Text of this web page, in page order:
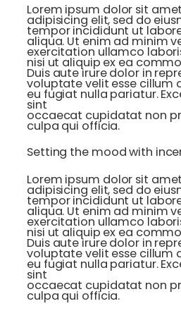
Lorem ipsum dolor sit
adipisicing elit, sed do
tempor incididunt ut
aliqua. Ut enim ad minim
exercitation ullamco
nisi ut aliquip ex ea
Duis aute irure dolor in
voluptate velit esse cillum
eu fugiat nulla pariatur.
sint
occaecat cupidatat non
culpa qui officia.
Setting the mood with
Lorem ipsum dolor sit
adipisicing elit, sed do
tempor incididunt ut
aliqua. Ut enim ad minim
exercitation ullamco
nisi ut aliquip ex ea
Duis aute irure dolor in
voluptate velit esse cillum
eu fugiat nulla pariatur.
sint
occaecat cupidatat non
culpa qui officia.